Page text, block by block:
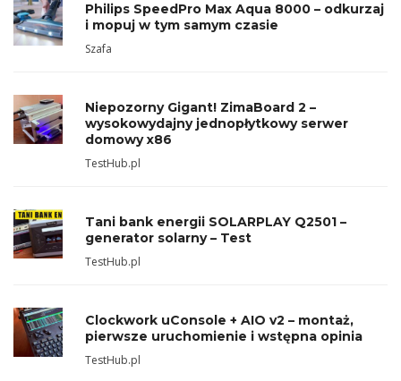
Philips SpeedPro Max Aqua 8000 – odkurzaj
i mopuj w tym samym czasie
Szafa
Niepozorny Gigant! ZimaBoard 2 –
wysokowydajny jednopłytkowy serwer
domowy x86
TestHub.pl
Tani bank energii SOLARPLAY Q2501 –
generator solarny – Test
TestHub.pl
Clockwork uConsole + AIO v2 – montaż,
pierwsze uruchomienie i wstępna opinia
TestHub.pl